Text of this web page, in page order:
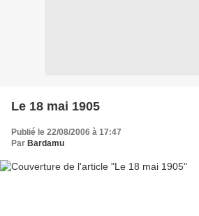
Le 18 mai 1905
Publié le 22/08/2006 à 17:47
Par Bardamu